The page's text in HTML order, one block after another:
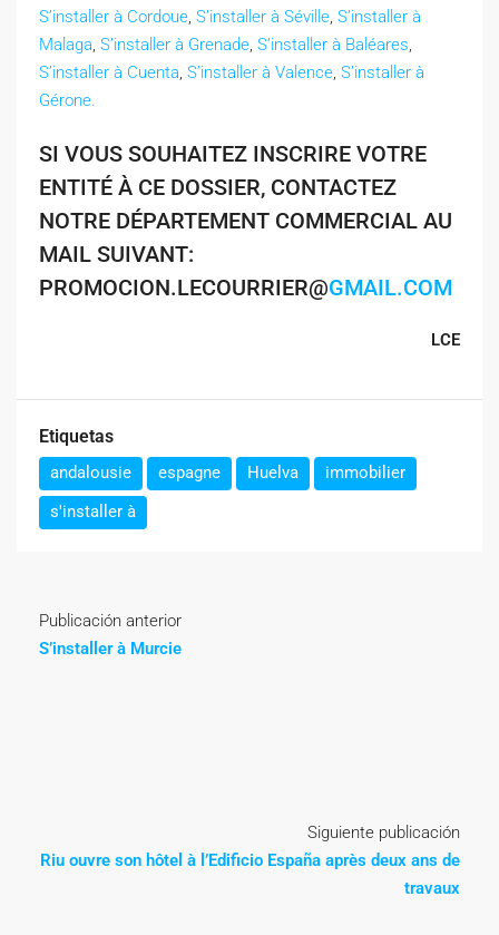
S’installer à Cordoue, S’installer à Séville, S’installer à
Malaga, S’installer à Grenade, S’installer à Baléares,
S’installer à Cuenta, S’installer à Valence, S’installer à
Gérone.
SI VOUS SOUHAITEZ INSCRIRE VOTRE
ENTITÉ À CE DOSSIER, CONTACTEZ
NOTRE DÉPARTEMENT COMMERCIAL AU
MAIL SUIVANT:
PROMOCION.LECOURRIER@GMAIL.COM
LCE
Etiquetas
andalousie espagne Huelva
immobilier
s'installer à
Publicación anterior
S’installer à Murcie
Siguiente publicación
Riu ouvre son hôtel à l’Edificio España après deux ans de
travaux